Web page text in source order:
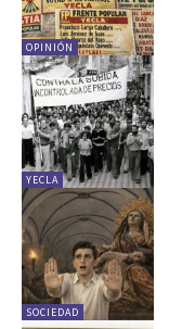
OPINIÓN
YECLA
SOCIEDAD